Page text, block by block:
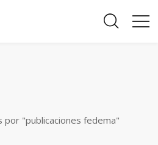
por "publicaciones fedema"